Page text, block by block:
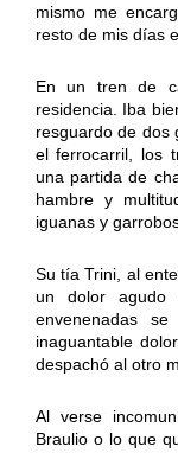
mismo me
resto de mis días
En un tren de
residencia. Iba
resguardo de dos
el ferrocarril, los
una partida de
hambre y
iguanas y
Su tía Trini, al
un dolor agudo
envenenadas
inaguantable
despachó al otro
Al verse
Braulio o lo que